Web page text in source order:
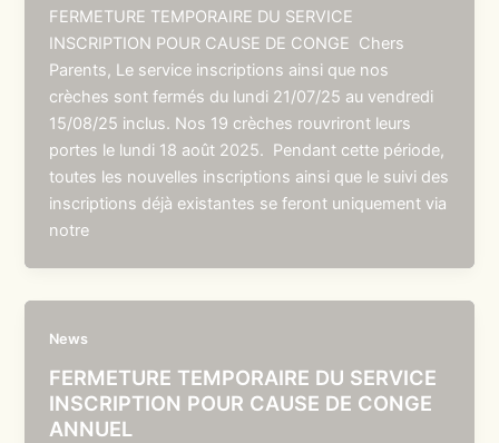
FERMETURE TEMPORAIRE DU SERVICE
INSCRIPTION POUR CAUSE DE CONGE Chers
Parents, Le service inscriptions ainsi que nos
crèches sont fermés du lundi 21/07/25 au vendredi
15/08/25 inclus. Nos 19 crèches rouvriront leurs
portes le lundi 18 août 2025. Pendant cette période,
toutes les nouvelles inscriptions ainsi que le suivi des
inscriptions déjà existantes se feront uniquement via
notre
News
FERMETURE TEMPORAIRE DU SERVICE
INSCRIPTION POUR CAUSE DE CONGE
ANNUEL